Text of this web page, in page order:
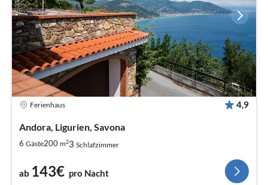
Ferienhaus 4,9
Andora, Ligurien, Savona
6 Gäste200 m23 Schlafzimmer
ab 143€ pro Nacht